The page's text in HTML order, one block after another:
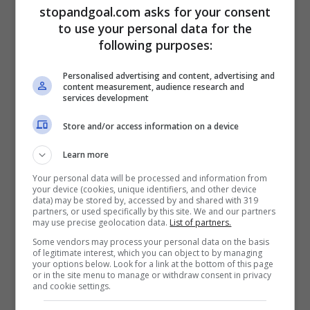
calciatore brasiliano è un esperto
difensore centrale e, nelle caratteristiche,
essere nel suo nome il futuro della difesa
Juventus.
stopandgoal.com asks for your consent
to use your personal data for the
following purposes:
Personalised advertising and content, advertising and
content measurement, audience research and
services development
Store and/or access information on a device
Learn more
Your personal data will be processed and information from
your device (cookies, unique identifiers, and other device
data) may be stored by, accessed by and shared with 319
partners, or used specifically by this site. We and our partners
may use precise geolocation data. List of partners.
Some vendors may process your personal data on the basis
of legitimate interest, which you can object to by managing
your options below. Look for a link at the bottom of this page
or in the site menu to manage or withdraw consent in privacy
and cookie settings.